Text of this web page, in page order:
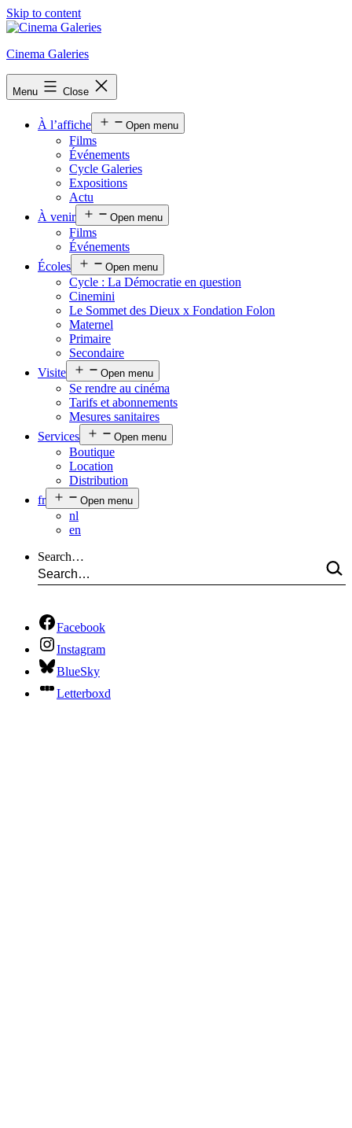
Skip to content
Cinema Galeries
Menu Close
À l’affiche Open menu
Films
Événements
Cycle Galeries
Expositions
Actu
À venir
Open menu
Films
Événements
Écoles
Open menu
Cycle : La Démocratie en question
Cinemini
Le Sommet des Dieux x Fondation Folon
Maternel
Primaire
Secondaire
Visite
Open menu
Se rendre au cinéma
Tarifs et abonnements
Mesures sanitaires
Services
Open menu
Boutique
Location
Distribution
fr
Open menu
nl
en
Search…
Facebook
Instagram
BlueSky
Letterboxd